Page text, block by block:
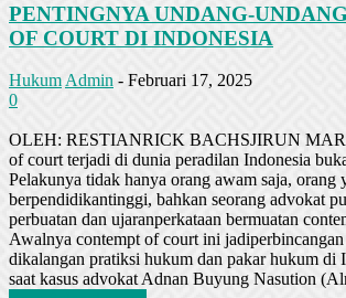
PENTINGNYA UNDANG-
OF COURT DI INDONESIA
Hukum Admin - Februari 17, 2025
0
OLEH: RESTIANRICK BACHSJIRUN
of court terjadi di dunia peradilan Indonesia
Pelakunya tidak hanya orang awam saja, orang
berpendidikantinggi, bahkan seorang advokat
perbuatan dan ujaranperkataan bermuatan
Awalnya contempt of court ini
dikalangan pratiksi hukum dan pakar hukum di
saat kasus advokat Adnan Buyung Nasution